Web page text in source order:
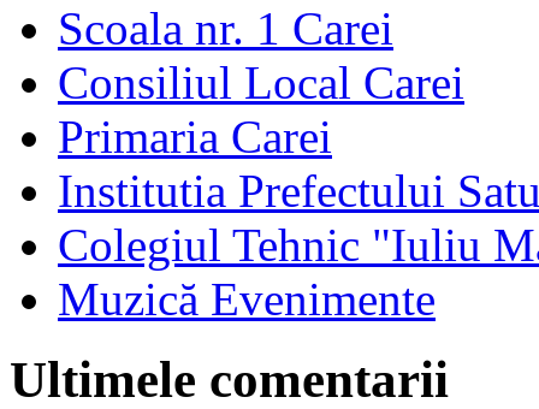
Scoala nr. 1 Carei
Consiliul Local Carei
Primaria Carei
Institutia Prefectului
Colegiul Tehnic "Iuliu
Muzică Evenimente
Ultimele comentarii